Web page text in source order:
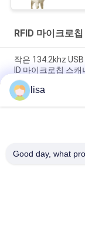
RFID 마이크로
작은 134.2khz
ID 마이크로칩 스캐
가축 / 애완 식별을
물 스캐너
소형 ICAR는 애완
lisa
Good day, what